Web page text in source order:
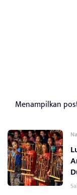
Menampilkan